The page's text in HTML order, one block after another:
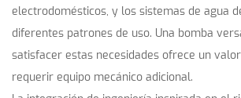
electrodomésticos, y los sistemas de agua
diferentes patrones de uso. Una bomba
satisfacer estas necesidades ofrece un
requerir equipo mecánico adicional.